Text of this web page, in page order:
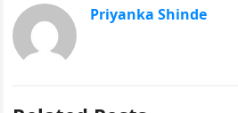
Priyanka Shinde